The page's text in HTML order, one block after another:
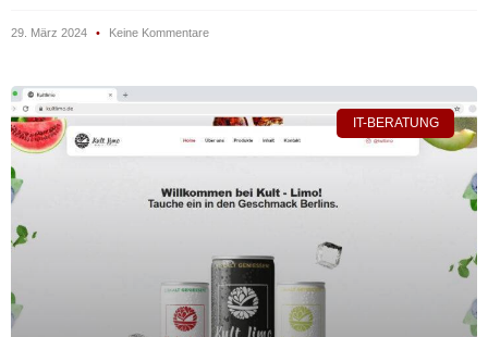
29. März 2024 Keine Kommentare
IT-BERATUNG